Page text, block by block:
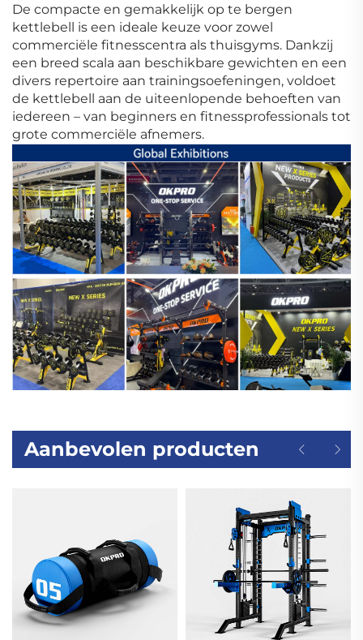
De compacte en gemakkelijk op te bergen
kettlebell is een ideale keuze voor zowel
commerciële fitnesscentra als thuisgyms. Dankzij
een breed scala aan beschikbare gewichten en een
divers repertoire aan trainingsoefeningen, voldoet
de kettlebell aan de uiteenlopende behoeften van
iedereen – van beginners en fitnessprofessionals tot
grote commerciële afnemers.
Aanbevolen producten